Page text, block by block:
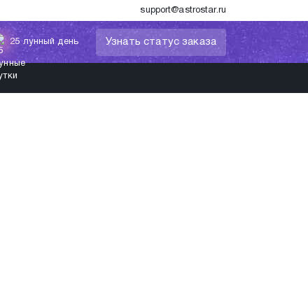
support@astrostar.ru
25 лунный день Узнать статус заказа